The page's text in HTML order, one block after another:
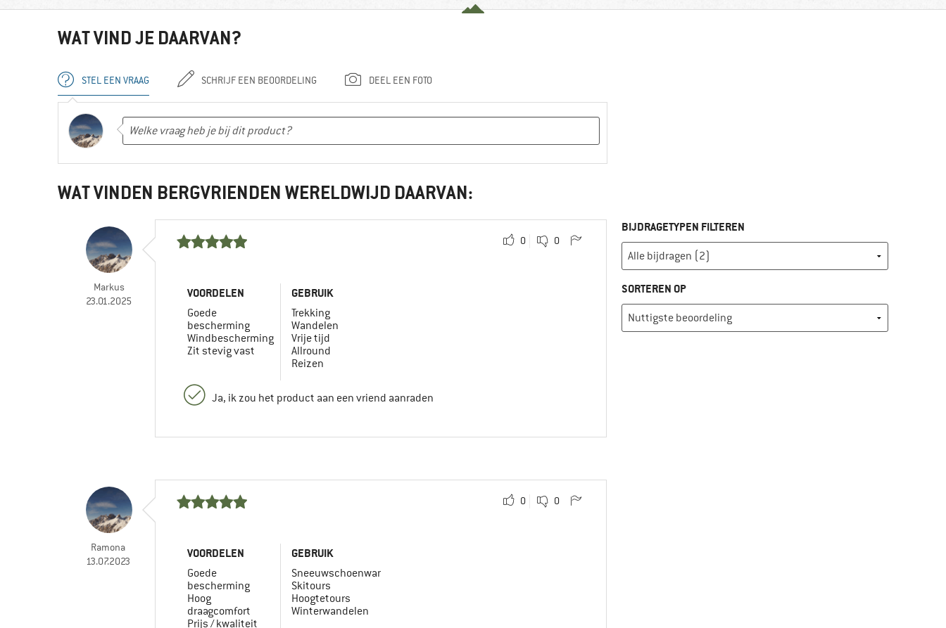
WAT VIND JE DAARVAN?
STEL EEN VRAAG SCHRIJF EEN BEOORDELING DEEL EEN FOTO
WAT VINDEN BERGVRIENDEN WERELDWIJD DAARVAN:
Markus
23.01.2025
0 0
VOORDELEN
Goede
bescherming
Windbescherming
Zit stevig vast
GEBRUIK
Trekking
Wandelen
Vrije tijd
Allround
Reizen
Ja, ik zou het product aan een vriend aanraden
Ramona
13.07.2023
0 0
VOORDELEN
Goede
bescherming
Hoog
draagcomfort
Prijs / kwaliteit
GEBRUIK
Sneeuwschoenwandelen
Skitours
Hoogtetours
Winterwandelen
BIJDRAGETYPEN FILTEREN
SORTEREN OP